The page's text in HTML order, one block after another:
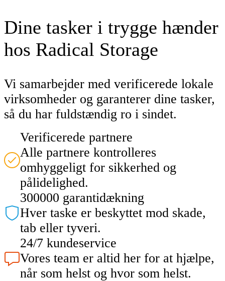
Dine tasker i trygge hænder
hos Radical Storage
Vi samarbejder med verificerede lokale
virksomheder og garanterer dine tasker,
så du har fuldstændig ro i sindet.
Verificerede partnere
Alle partnere kontrolleres
omhyggeligt for sikkerhed og
pålidelighed.
300000 garantidækning
Hver taske er beskyttet mod skade,
tab eller tyveri.
24/7 kundeservice
Vores team er altid her for at hjælpe,
når som helst og hvor som helst.